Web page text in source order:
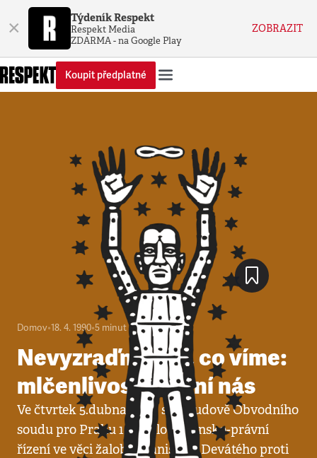
× Týdeník Respekt
Respekt Media
ZDARMA - na Google Play
ZOBRAZIT
Koupit předplatné
Domov•18. 4. 1990•5 minut
Nevyzraďme nic, co víme:
mlčenlivost chrání nás
Ve čtvrtek 5.dubna 199O se v budově Obvodního
soudu pro Prahu 1 konalo občansko-právní
řízení ve věci žaloby Stanislava Devátého proti